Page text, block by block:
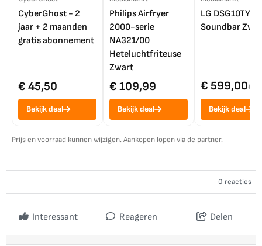
CyberGhost - 2
jaar + 2 maanden
gratis abonnement
€ 45,50
Bekijk deal
Philips Airfryer
2000-serie
NA321/00
Heteluchtfriteuse
Zwart
€ 109,99
Bekijk deal
LG DSG10TY
Soundbar
€ 599,00€
Bekijk deal
Prijs en voorraad kunnen wijzigen. Aankopen lopen via de partner.
0 reacties
Interessant Reageren Delen